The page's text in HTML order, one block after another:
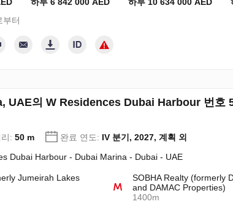
터
UAE의 W Residences Dubai Harbour 번호
: 50 m 완료 연도: IV 분기, 2027, 계획 외
Dubai Harbour - Dubai Marina - Dubai - UAE
Jumeirah Lakes
SOBHA Realty (formerly
and DAMAC Properties)
1400m